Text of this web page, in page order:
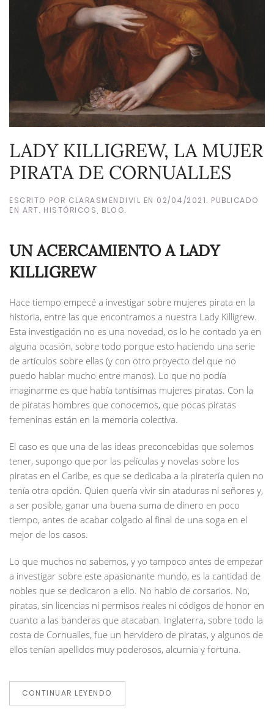
LADY KILLIGREW, LA MUJER
PIRATA DE CORNUALLES
ESCRITO POR CLARASMENDIVIL EN 02/04/2021. PUBLICADO
EN ART. HISTÓRICOS BLOG.
UN ACERCAMIENTO A LADY
KILLIGREW
Hace tiempo empecé a investigar sobre mujeres pirata en la
historia, entre las que encontramos a nuestra Lady Killigrew.
Esta investigación no es una novedad, os lo he contado ya en
alguna ocasión, sobre todo porque esto haciendo una serie
de artículos sobre ellas (y con otro proyecto del que no
puedo hablar mucho entre manos). Lo que no podía
imaginarme es que había tantísimas mujeres piratas. Con la
de piratas hombres que conocemos, que pocas piratas
femeninas están en la memoria colectiva.
El caso es que una de las ideas preconcebidas que solemos
tener, supongo que por las películas y novelas sobre los
piratas en el Caribe, es que se dedicaba a la piratería quien no
tenía otra opción. Quien quería vivir sin ataduras ni señores y,
a ser posible, ganar una buena suma de dinero en poco
tiempo, antes de acabar colgado al final de una soga en el
mejor de los casos.
Lo que muchos no sabemos, y yo tampoco antes de empezar
a investigar sobre este apasionante mundo, es la cantidad de
nobles que se dedicaron a ello. No hablo de corsarios. No,
piratas, sin licencias ni permisos reales ni códigos de honor en
cuanto a las banderas que atacaban. Inglaterra, sobre todo la
costa de Cornualles, fue un hervidero de piratas, y algunos de
ellos tenían apellidos muy poderosos, alcurnia y fortuna.
CONTINUAR LEYENDO